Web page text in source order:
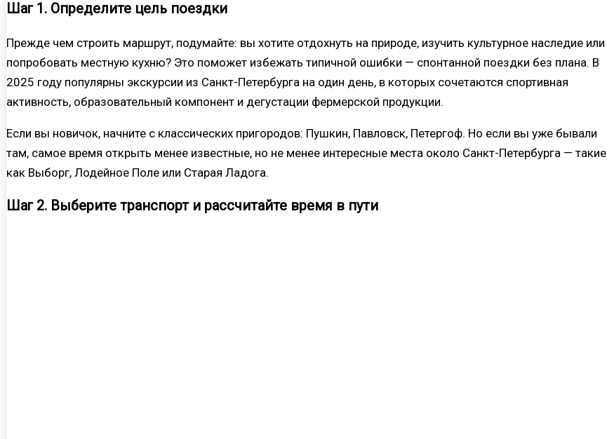
Шаг 1. Определите цель поездки
Прежде чем строить маршрут, подумайте: вы хотите отдохнуть на природе, изучить культурное наследие или
попробовать местную кухню? Это поможет избежать типичной ошибки — спонтанной поездки без плана. В
2025 году популярны экскурсии из Санкт-Петербурга на один день, в которых сочетаются спортивная
активность, образовательный компонент и дегустации фермерской продукции.
Если вы новичок, начните с классических пригородов: Пушкин, Павловск, Петергоф. Но если вы уже бывали
там, самое время открыть менее известные, но не менее интересные места около Санкт-Петербурга — такие
как Выборг, Лодейное Поле или Старая Ладога.
Шаг 2. Выберите транспорт и рассчитайте время в пути